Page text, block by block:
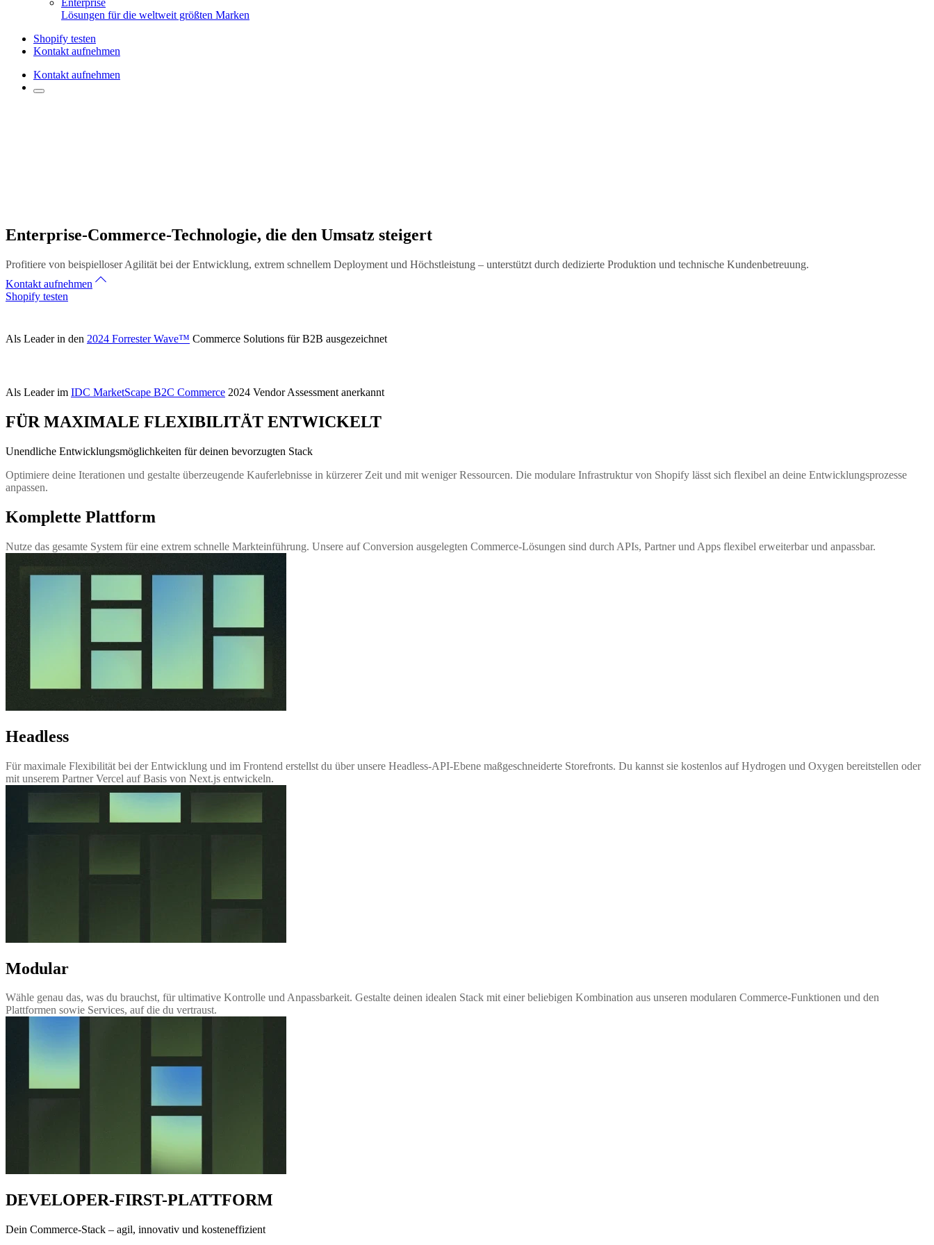
Enterprise
Lösungen für die weltweit größten Marken
Shopify testen
Kontakt aufnehmen
Kontakt aufnehmen
Enterprise-Commerce-Technologie, die den Umsatz steigert
Profitiere von beispielloser Agilität bei der Entwicklung, extrem schnellem Deployment und Höchstleistung – unterstützt durch dedizierte Produktion und technische Kundenbetreuung.
Kontakt aufnehmen
Shopify testen
Als Leader in den 2024 Forrester Wave™ Commerce Solutions für B2B ausgezeichnet
Als Leader im IDC MarketScape B2C Commerce 2024 Vendor Assessment anerkannt
FÜR MAXIMALE FLEXIBILITÄT ENTWICKELT
Unendliche Entwicklungsmöglichkeiten für deinen bevorzugten Stack
Optimiere deine Iterationen und gestalte überzeugende Kauferlebnisse in kürzerer Zeit und mit weniger Ressourcen. Die modulare Infrastruktur von Shopify lässt sich flexibel an deine Entwicklungsprozesse
anpassen.
Komplette Plattform
Nutze das gesamte System für eine extrem schnelle Markteinführung. Unsere auf Conversion ausgelegten Commerce-Lösungen sind durch APIs, Partner und Apps flexibel erweiterbar und anpassbar.
Headless
Für maximale Flexibilität bei der Entwicklung und im Frontend erstellst du über unsere Headless-API-Ebene maßgeschneiderte Storefronts. Du kannst sie kostenlos auf Hydrogen und Oxygen bereitstellen oder
mit unserem Partner Vercel auf Basis von Next.js entwickeln.
Modular
Wähle genau das, was du brauchst, für ultimative Kontrolle und Anpassbarkeit. Gestalte deinen idealen Stack mit einer beliebigen Kombination aus unseren modularen Commerce-Funktionen und den
Plattformen sowie Services, auf die du vertraust.
DEVELOPER-FIRST-PLATTFORM
Dein Commerce-Stack – agil, innovativ und kosteneffizient